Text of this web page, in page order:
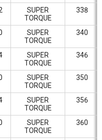
SUPER
TORQUE
338
SUPER
TORQUE
340
SUPER
TORQUE
346
SUPER
TORQUE
350
SUPER
TORQUE
356
SUPER
TORQUE
360